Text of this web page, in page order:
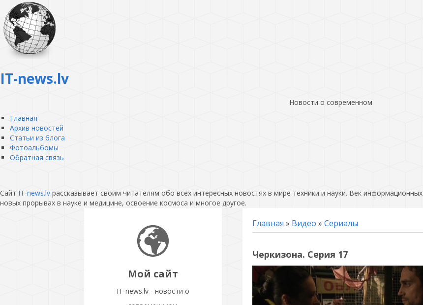
IT-news.lv
Новости о современном
Главная
Архив новостей
Статьи из блога
Фотоальбомы
Обратная связь
Сайт IT-news.lv рассказывает своим читателям обо всех интересных новостях в мире техники и науки. Век
новых прорывах в науке и медицине, освоение космоса и многое другое.
Мой сайт
IT-news.lv - новости о
Главная » Видео » Сериалы
Черкизона. Серия 17